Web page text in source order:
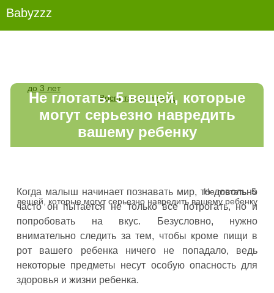
Babyzzz
до 3 лет
Воспитание и уход
Не глотать: 5
вещей, которые могут серьезно навредить вашему ребенку
Не глотать: 5 вещей, которые
могут серьезно навредить
вашему ребенку
Когда малыш начинает познавать мир, то довольно
часто он пытается не только все потрогать, но и
попробовать на вкус. Безусловно, нужно
внимательно следить за тем, чтобы кроме пищи в
рот вашего ребенка ничего не попадало, ведь
некоторые предметы несут особую опасность для
здоровья и жизни ребенка.